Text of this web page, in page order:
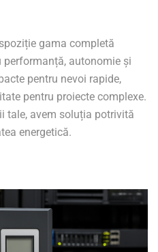
gama completă
performanță, autonomie și
pentru nevoi rapide,
pentru proiecte complexe.
tale, avem soluția potrivită
energetică.